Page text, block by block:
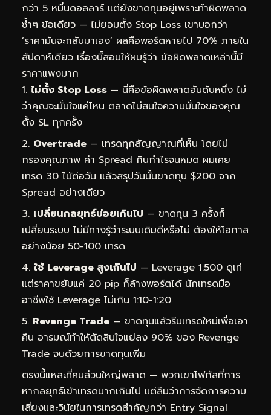
กว่า 5 หมื่นดอลลาร์ แต่ยังขาดทุนอยู่เพราะทำผิดพลาด
ซ้ำๆ ข้อเดียว — ไม่ยอมตั้ง Stop Loss เขาบอกว่า
‘ราคามันจะกลับมาเอง’ ผลคือพอร์ตหายไป 70% ภายใน
สัปดาห์เดียว เรื่องนี้สอนให้ผมรู้ว่า ข้อผิดพลาดเหล่านี้มี
ราคาแพงมาก
ไม่ตั้ง Stop Loss — นี่คือข้อผิดพลาดอันดับหนึ่ง ไม่
ว่าคุณจะมั่นใจแค่ไหน ตลาดไม่สนใจความมั่นใจของคุณ
ตั้ง SL ทุกครั้ง
Overtrade — เทรดทุกสัญญาณที่เห็น โดยไม่
กรองคุณภาพ ค่า Spread กินกำไรจนหมด ผมเคย
เทรด 30 ไม้ต่อวัน แล้วสรุปวันนั้นขาดทุน $200 จาก
Spread อย่างเดียว
เปลี่ยนกลยุทธ์บ่อยเกินไป — ขาดทุน 3 ครั้งก็
เปลี่ยนระบบ ไม่มีทางรู้ว่าระบบเดิมดีหรือไม่ ต้องให้โอกาส
อย่างน้อย 50-100 เทรด
ใช้ Leverage สูงเกินไป — Leverage 1:500 ดูเท่
แต่ราคาขยับแค่ 20 pip ก็ล้างพอร์ตได้ นักเทรดมือ
อาชีพใช้ Leverage ไม่เกิน 1:10-1:20
Revenge Trade — ขาดทุนแล้วรีบเทรดใหม่เพื่อเอา
คืน อารมณ์ทำให้ตัดสินใจแย่ลง 90% ของ Revenge
Trade จบด้วยการขาดทุนเพิ่ม
ตรงนี้แหละที่คนส่วนใหญ่พลาด — พวกเขาโฟกัสที่การ
หากลยุทธ์เข้าเทรดมากเกินไป แต่ลืมว่าการจัดการความ
เสี่ยงและวินัยในการเทรดสำคัญกว่า Entry Signal